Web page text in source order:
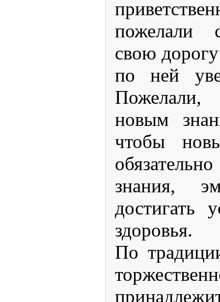
пожелали
свою
по ней
новым
чтобы
знания,
достигать
здоровья.
По